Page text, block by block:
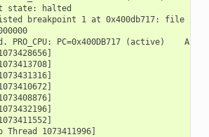
state: halted
breakpoint 1 at 0x400db717: file /
PC=0x400DB717 (active)
1073411996]